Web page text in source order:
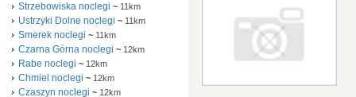
Strzebowiska noclegi ~ 11km
Ustrzyki Dolne noclegi ~ 11km
Smerek noclegi ~ 11km
Czarna Górna noclegi ~ 12km
Rabe noclegi ~ 12km
Chmiel noclegi ~ 12km
Czaszyn noclegi ~ 12km